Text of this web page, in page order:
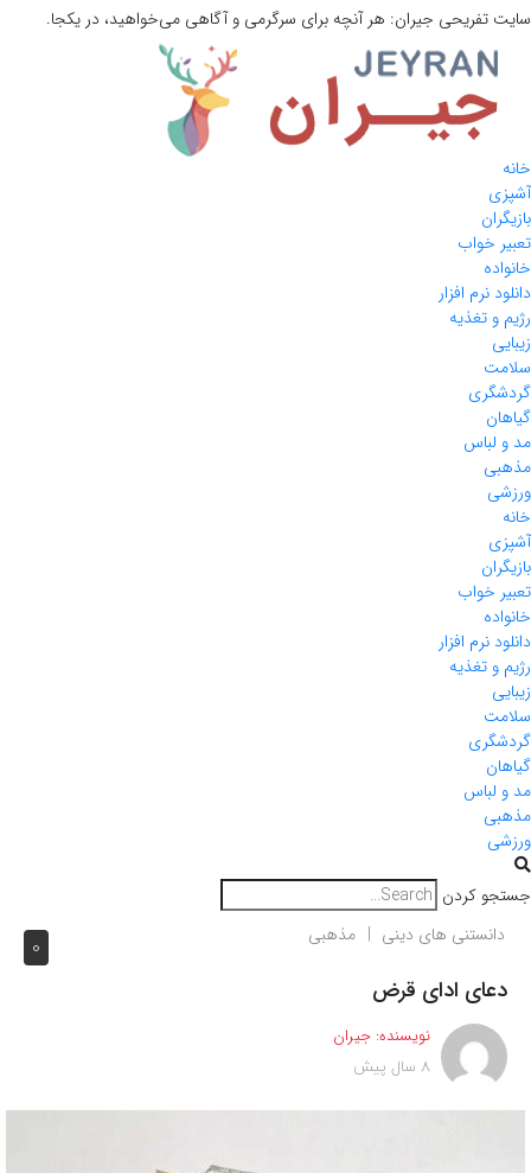
سایت تفریحی جیران: هر آنچه برای سرگرمی و آگاهی می‌خواهید، در یکجا.
خانه
آشپزی
بازیگران
تعبیر خواب
خانواده
دانلود نرم افزار
رژیم و تغذیه
زیبایی
سلامت
گردشگری
گیاهان
مد و لباس
مذهبی
ورزشی
خانه
آشپزی
بازیگران
تعبیر خواب
خانواده
دانلود نرم افزار
رژیم و تغذیه
زیبایی
سلامت
گردشگری
گیاهان
مد و لباس
مذهبی
ورزشی
جستجو کردن
0 دانستنی های دینی مذهبی
دعای ادای قرض
نویسنده: جیران
8 سال پیش